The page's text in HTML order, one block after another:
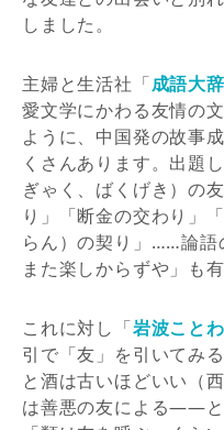
しました。
主婦と生活社「成語大
愛文学にかわる友情の
ように、中国発の故事
くさんあります。出題
ぎゃく、ばくげき）の
り」「断金の交わり」
らん）の契り」……論語
また楽しからずや」も有
これに対し「岩波こと
引で「友」を引いてみ
と酒は古いほどいい（
は善悪の友による――